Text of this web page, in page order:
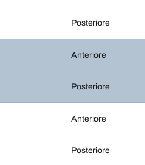
Posteriore
Anteriore
Posteriore
Anteriore
Posteriore